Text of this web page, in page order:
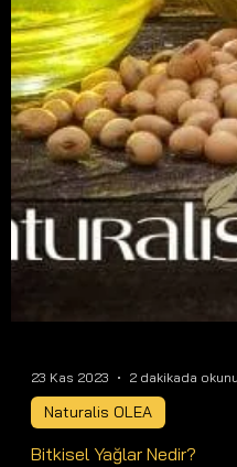
23 Kas 2023 2 dakikada okunur
Naturalis OLEA